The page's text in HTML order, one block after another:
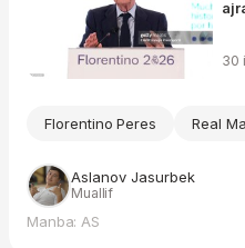
30
Florentino Peres Real
Aslanov Jasurbek
Muallif
Manba: AS